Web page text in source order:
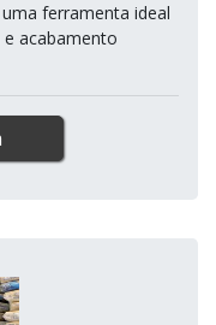
ferramenta ideal
acabamento